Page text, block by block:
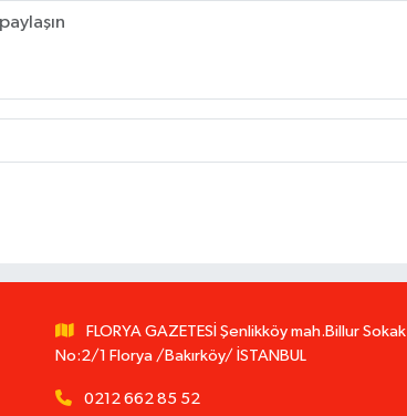
FLORYA GAZETESİ Şenlikköy mah.Billur Sokak
No:2/1 Florya /Bakırköy/ İSTANBUL
0212 662 85 52